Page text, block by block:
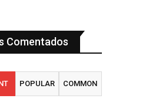
Comentados
POPULAR COMMON